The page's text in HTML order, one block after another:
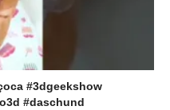
#3dgeekshow
#daschund